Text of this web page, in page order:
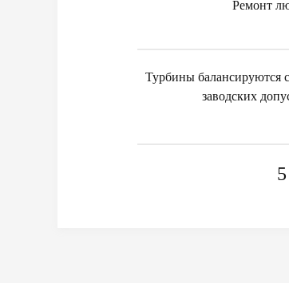
Ремонт
Турбины балансируются
заводских